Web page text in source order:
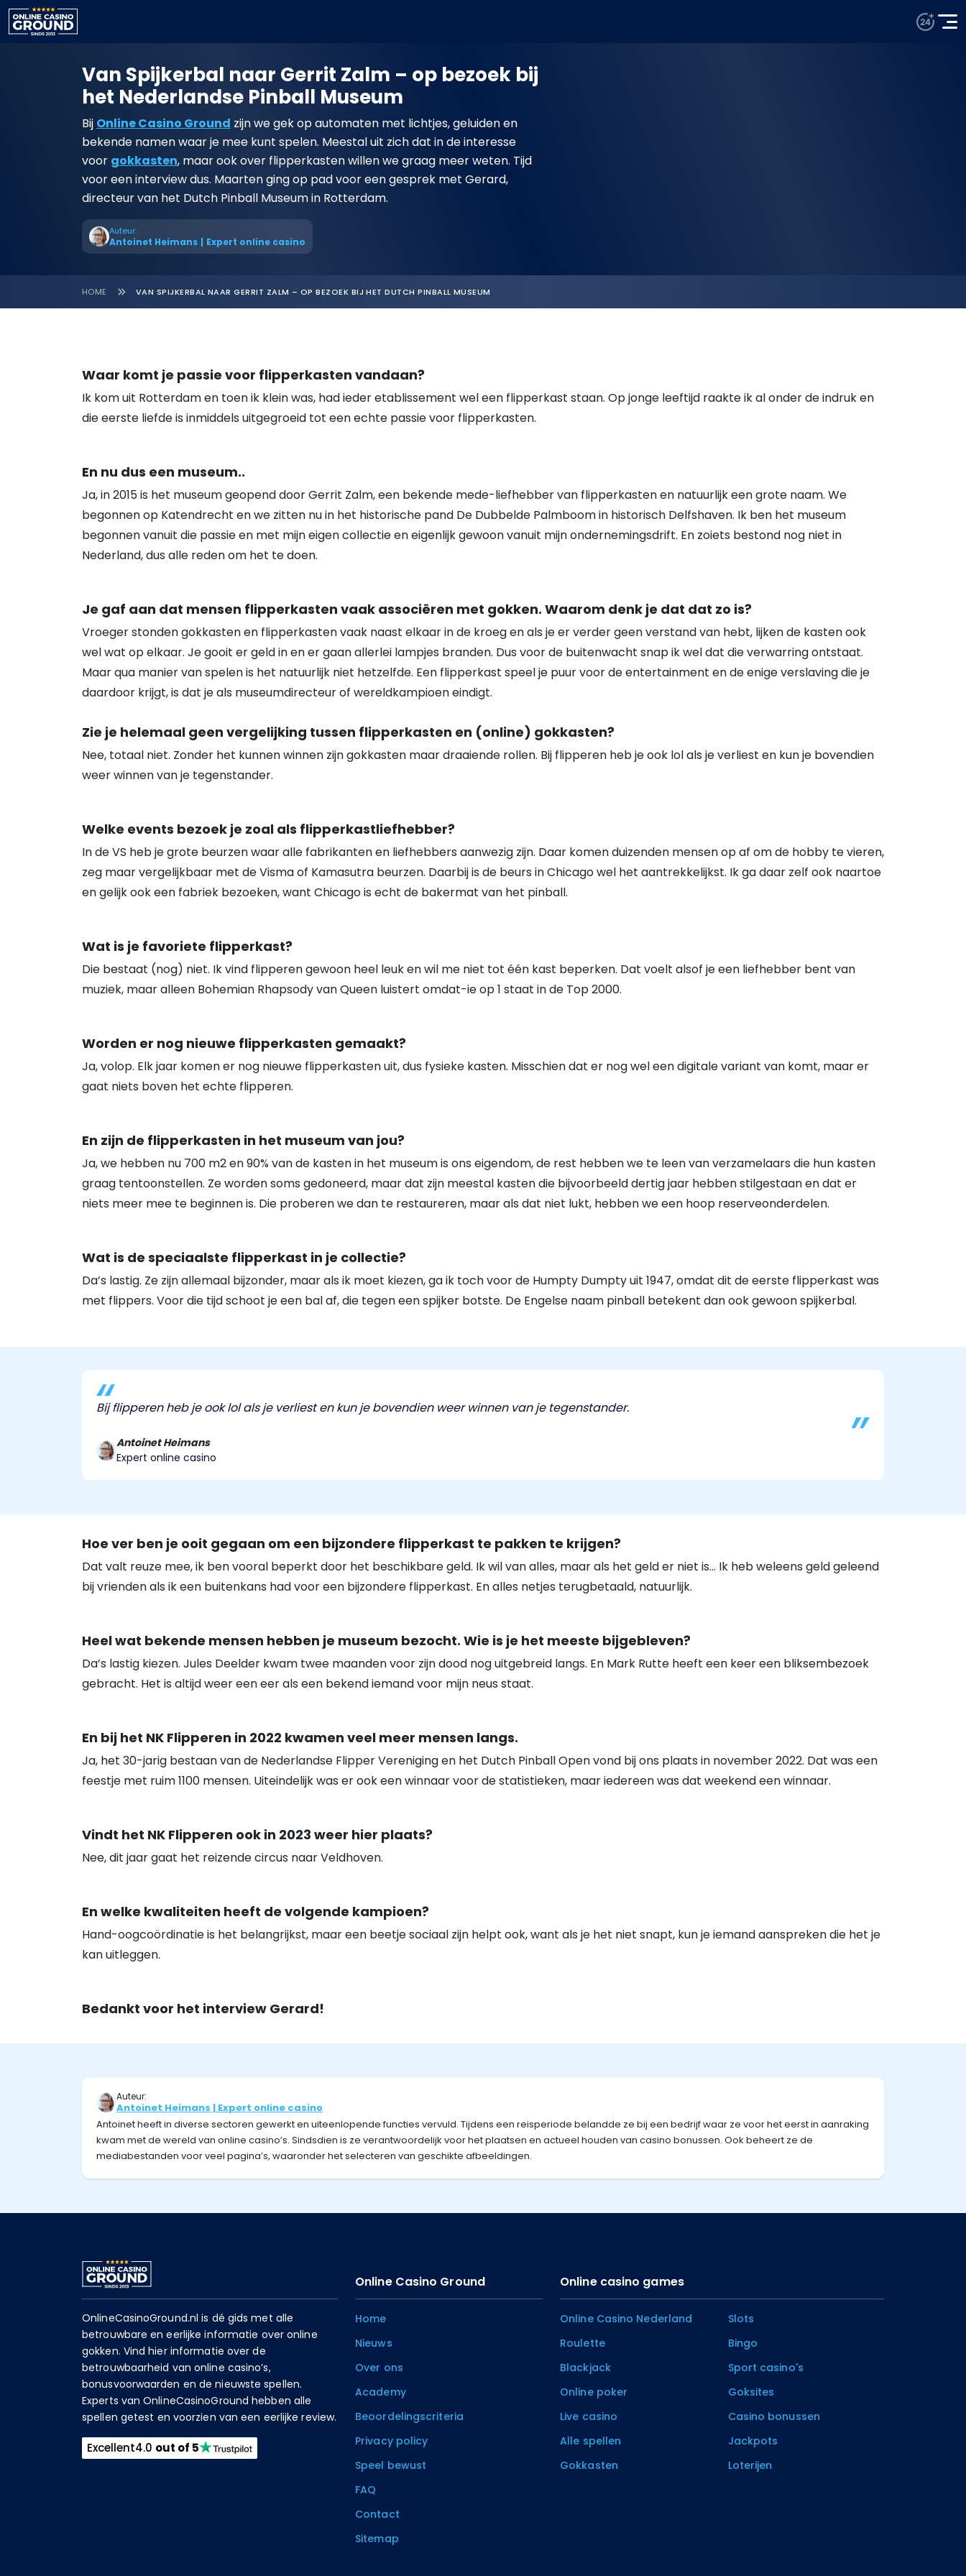
Van Spijkerbal naar Gerrit Zalm – op bezoek bij
het Nederlandse Pinball Museum
Bij Online Casino Ground zijn we gek op automaten met lichtjes, geluiden en
bekende namen waar je mee kunt spelen. Meestal uit zich dat in de interesse
voor gokkasten, maar ook over flipperkasten willen we graag meer weten. Tijd
voor een interview dus. Maarten ging op pad voor een gesprek met Gerard,
directeur van het Dutch Pinball Museum in Rotterdam.
Auteur:
Antoinet Heimans | Expert online casino
HOME VAN SPIJKERBAL NAAR GERRIT ZALM – OP BEZOEK BIJ HET DUTCH PINBALL MUSEUM
Waar komt je passie voor flipperkasten vandaan?
Ik kom uit Rotterdam en toen ik klein was, had ieder etablissement wel een flipperkast staan. Op jonge leeftijd raakte ik al onder de indruk en
die eerste liefde is inmiddels uitgegroeid tot een echte passie voor flipperkasten.
En nu dus een museum..
Ja, in 2015 is het museum geopend door Gerrit Zalm, een bekende mede-liefhebber van flipperkasten en natuurlijk een grote naam. We
begonnen op Katendrecht en we zitten nu in het historische pand De Dubbelde Palmboom in historisch Delfshaven. Ik ben het museum
begonnen vanuit die passie en met mijn eigen collectie en eigenlijk gewoon vanuit mijn ondernemingsdrift. En zoiets bestond nog niet in
Nederland, dus alle reden om het te doen.
Je gaf aan dat mensen flipperkasten vaak associëren met gokken. Waarom denk je dat dat zo is?
Vroeger stonden gokkasten en flipperkasten vaak naast elkaar in de kroeg en als je er verder geen verstand van hebt, lijken de kasten ook
wel wat op elkaar. Je gooit er geld in en er gaan allerlei lampjes branden. Dus voor de buitenwacht snap ik wel dat die verwarring ontstaat.
Maar qua manier van spelen is het natuurlijk niet hetzelfde. Een flipperkast speel je puur voor de entertainment en de enige verslaving die je
daardoor krijgt, is dat je als museumdirecteur of wereldkampioen eindigt.
Zie je helemaal geen vergelijking tussen flipperkasten en (online) gokkasten?
Nee, totaal niet. Zonder het kunnen winnen zijn gokkasten maar draaiende rollen. Bij flipperen heb je ook lol als je verliest en kun je bovendien
weer winnen van je tegenstander.
Welke events bezoek je zoal als flipperkastliefhebber?
In de VS heb je grote beurzen waar alle fabrikanten en liefhebbers aanwezig zijn. Daar komen duizenden mensen op af om de hobby te vieren,
zeg maar vergelijkbaar met de Visma of Kamasutra beurzen. Daarbij is de beurs in Chicago wel het aantrekkelijkst. Ik ga daar zelf ook naartoe
en gelijk ook een fabriek bezoeken, want Chicago is echt de bakermat van het pinball.
Wat is je favoriete flipperkast?
Die bestaat (nog) niet. Ik vind flipperen gewoon heel leuk en wil me niet tot één kast beperken. Dat voelt alsof je een liefhebber bent van
muziek, maar alleen Bohemian Rhapsody van Queen luistert omdat-ie op 1 staat in de Top 2000.
Worden er nog nieuwe flipperkasten gemaakt?
Ja, volop. Elk jaar komen er nog nieuwe flipperkasten uit, dus fysieke kasten. Misschien dat er nog wel een digitale variant van komt, maar er
gaat niets boven het echte flipperen.
En zijn de flipperkasten in het museum van jou?
Ja, we hebben nu 700 m2 en 90% van de kasten in het museum is ons eigendom, de rest hebben we te leen van verzamelaars die hun kasten
graag tentoonstellen. Ze worden soms gedoneerd, maar dat zijn meestal kasten die bijvoorbeeld dertig jaar hebben stilgestaan en dat er
niets meer mee te beginnen is. Die proberen we dan te restaureren, maar als dat niet lukt, hebben we een hoop reserveonderdelen.
Wat is de speciaalste flipperkast in je collectie?
Da’s lastig. Ze zijn allemaal bijzonder, maar als ik moet kiezen, ga ik toch voor de Humpty Dumpty uit 1947, omdat dit de eerste flipperkast was
met flippers. Voor die tijd schoot je een bal af, die tegen een spijker botste. De Engelse naam pinball betekent dan ook gewoon spijkerbal.
Bij flipperen heb je ook lol als je verliest en kun je bovendien weer winnen van je tegenstander.
Antoinet Heimans
Expert online casino
Hoe ver ben je ooit gegaan om een bijzondere flipperkast te pakken te krijgen?
Dat valt reuze mee, ik ben vooral beperkt door het beschikbare geld. Ik wil van alles, maar als het geld er niet is… Ik heb weleens geld geleend
bij vrienden als ik een buitenkans had voor een bijzondere flipperkast. En alles netjes terugbetaald, natuurlijk.
Heel wat bekende mensen hebben je museum bezocht. Wie is je het meeste bijgebleven?
Da’s lastig kiezen. Jules Deelder kwam twee maanden voor zijn dood nog uitgebreid langs. En Mark Rutte heeft een keer een bliksembezoek
gebracht. Het is altijd weer een eer als een bekend iemand voor mijn neus staat.
En bij het NK Flipperen in 2022 kwamen veel meer mensen langs.
Ja, het 30-jarig bestaan van de Nederlandse Flipper Vereniging en het Dutch Pinball Open vond bij ons plaats in november 2022. Dat was een
feestje met ruim 1100 mensen. Uiteindelijk was er ook een winnaar voor de statistieken, maar iedereen was dat weekend een winnaar.
Vindt het NK Flipperen ook in 2023 weer hier plaats?
Nee, dit jaar gaat het reizende circus naar Veldhoven.
En welke kwaliteiten heeft de volgende kampioen?
Hand-oogcoördinatie is het belangrijkst, maar een beetje sociaal zijn helpt ook, want als je het niet snapt, kun je iemand aanspreken die het je
kan uitleggen.
Bedankt voor het interview Gerard!
Auteur:
Antoinet Heimans | Expert online casino
Antoinet heeft in diverse sectoren gewerkt en uiteenlopende functies vervuld. Tijdens een reisperiode belandde ze bij een bedrijf waar ze voor het eerst in aanraking
kwam met de wereld van online casino’s. Sindsdien is ze verantwoordelijk voor het plaatsen en actueel houden van casino bonussen. Ook beheert ze de
mediabestanden voor veel pagina’s, waaronder het selecteren van geschikte afbeeldingen.
OnlineCasinoGround.nl is dé gids met alle
betrouwbare en eerlijke informatie over online
gokken. Vind hier informatie over de
betrouwbaarheid van online casino’s,
bonusvoorwaarden en de nieuwste spellen.
Experts van OnlineCasinoGround hebben alle
spellen getest en voorzien van een eerlijke review.
Excellent4.0 out of 5
Online Casino Ground
Home
Nieuws
Over ons
Academy
Beoordelingscriteria
Privacy policy
Speel bewust
FAQ
Contact
Sitemap
Online casino games
Online Casino Nederland
Roulette
Blackjack
Online poker
Live casino
Alle spellen
Gokkasten
Slots
Bingo
Sport casino's
Goksites
Casino bonussen
Jackpots
Loterijen